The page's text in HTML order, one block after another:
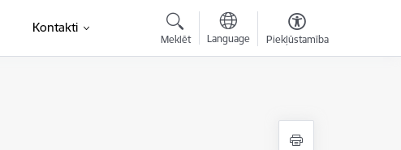
Kontakti
Meklēt Language Piekļūstamība